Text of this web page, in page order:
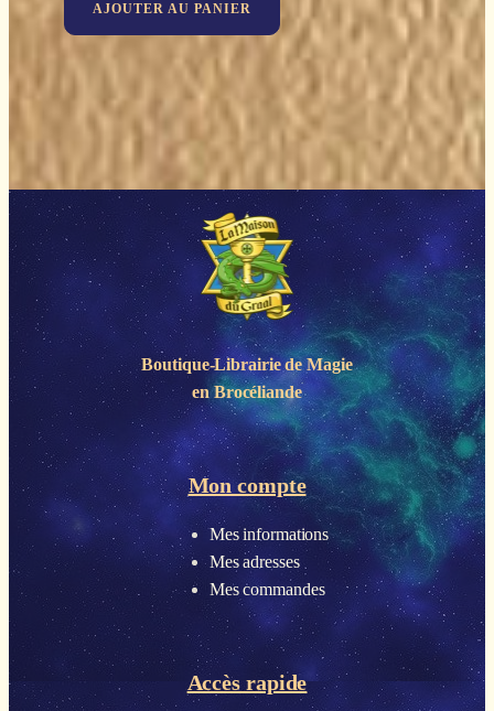
AJOUTER AU PANIER
Boutique-Librairie deMagie
en Brocéliande
Mon compte
Mes informations
Mes adresses
Mes commandes
Accès rapide